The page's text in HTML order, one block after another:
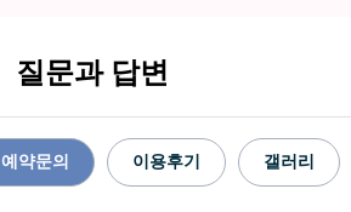
질문과 답변
예약문의 이용후기 갤러리